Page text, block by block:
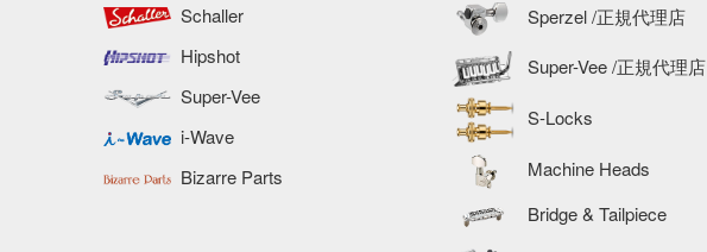
Schaller
Hipshot
Super-Vee
i-Wave
Bizarre Parts
Sperzel /正規代理店
Super-Vee /正規代理店
S-Locks
Machine Heads
Bridge & Tailpiece